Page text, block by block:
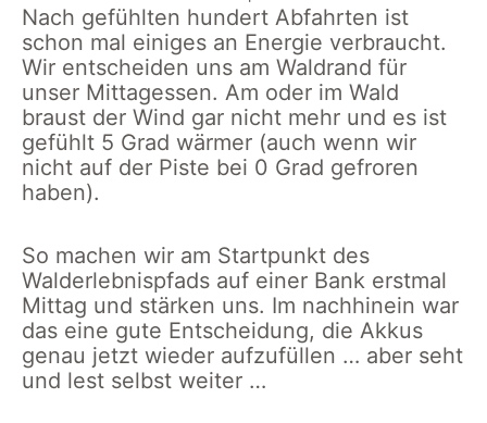
Nach gefühlten hundert Abfahrten ist
schon mal einiges an Energie verbraucht.
Wir entscheiden uns am Waldrand für
unser Mittagessen. Am oder im Wald
braust der Wind gar nicht mehr und es ist
gefühlt 5 Grad wärmer (auch wenn wir
nicht auf der Piste bei 0 Grad gefroren
haben).
So machen wir am Startpunkt des
Walderlebnispfads auf einer Bank erstmal
Mittag und stärken uns. Im nachhinein war
das eine gute Entscheidung, die Akkus
genau jetzt wieder aufzufüllen … aber seht
und lest selbst weiter …